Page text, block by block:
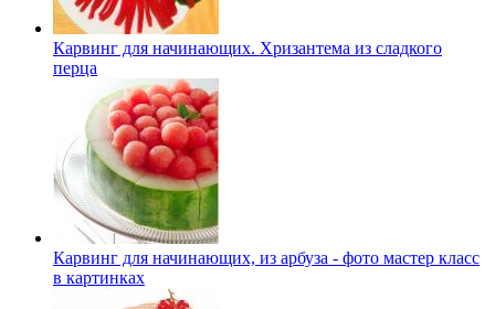
Карвинг для начинающих. Хризантема из сладкого
перца
Карвинг для начинающих, из арбуза - фото мастер класс
в картинках